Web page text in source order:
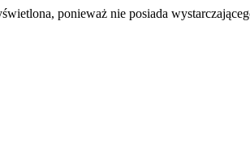
ponieważ nie posiada